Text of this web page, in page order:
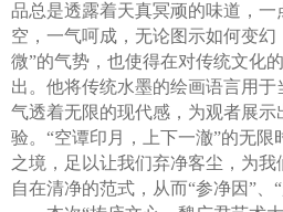
品总是透露着天真冥顽的味道，
空，一气呵成，无论图示如何变
微”的气势，也使得在对传统文化
出。他将传统水墨的绘画语言用
气透着无限的现代感，为观者展示
验。“空谭印月，上下一澈”的无限
之境，足以让我们弃净客尘，为我
自在清净的范式，从而“参净因”、